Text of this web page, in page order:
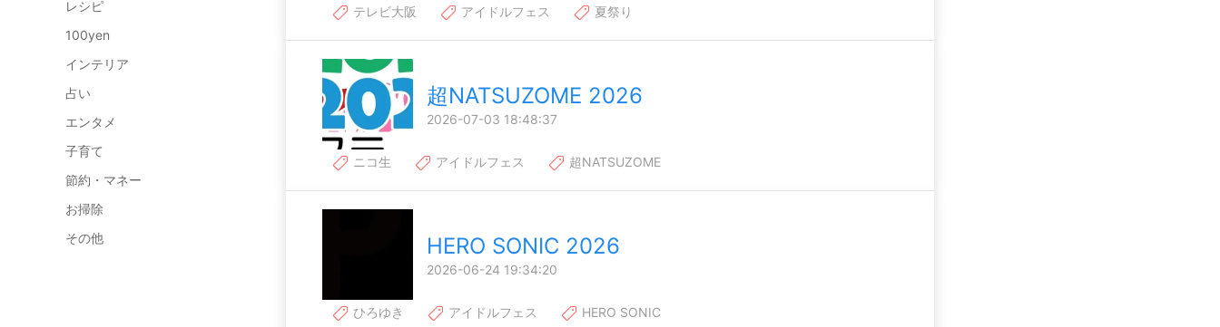
レシピ
100yen
インテリア
占い
エンタメ
子育て
節約・マネー
お掃除
その他
テレビ大阪 アイドルフェス 夏祭り
超NATSUZOME 2026
2026-07-03 18:48:37
ニコ生 アイドルフェス 超NATSUZOME
HERO SONIC 2026
2026-06-24 19:34:20
ひろゆき アイドルフェス HERO SONIC